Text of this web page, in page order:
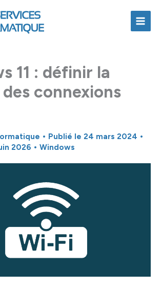
11 : définir la
connexions
• Publié le 24 mars 2024 •
2026 • Windows